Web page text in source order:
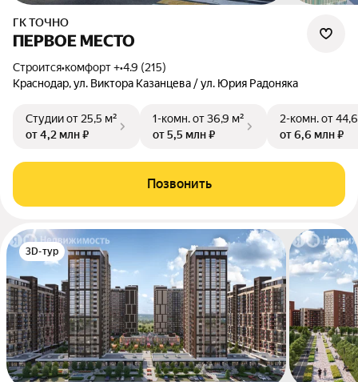
ГК ТОЧНО
ПЕРВОЕ МЕСТО
Строится•комфорт +•4.9 (215)
Краснодар, ул. Виктора Казанцева / ул. Юрия Радоняка
Студииот 25,5 м²
от 4,2 млн ₽
1-комн.от 36,9 м²
от 5,5 млн ₽
2-комн.от
от 6,6 млн ₽
Позвонить
3D-тур